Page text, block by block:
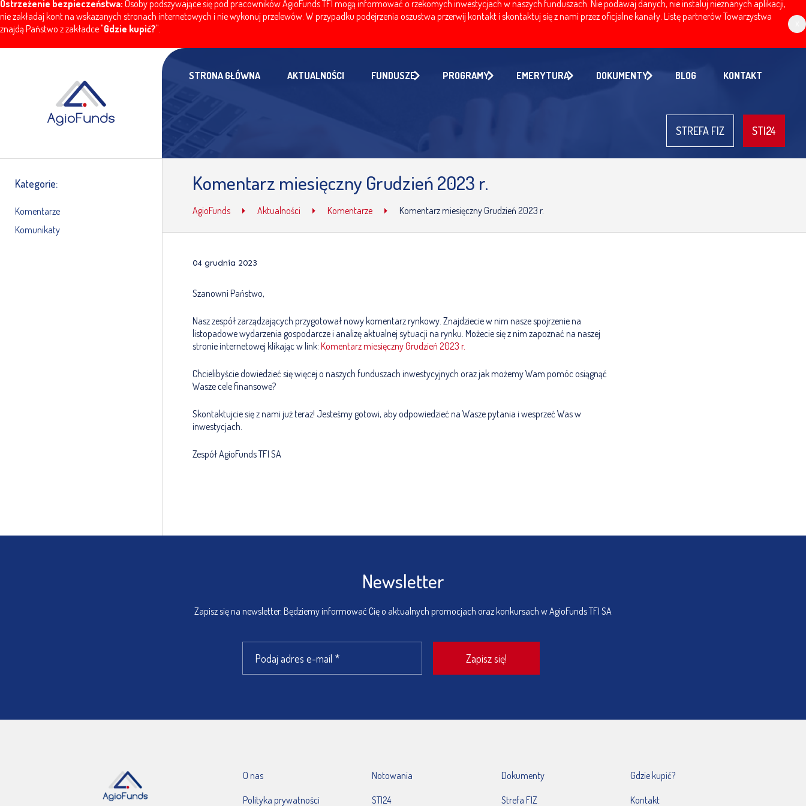
Ostrzeżenie bezpieczeństwa: Osoby podszywające się pod pracowników AgioFunds TFI mogą informować o rzekomych inwestycjach w naszych funduszach. Nie podawaj danych, nie instaluj nieznanych aplikacji,
nie zakładaj kont na wskazanych stronach internetowych i nie wykonuj przelewów. W przypadku podejrzenia oszustwa przerwij kontakt i skontaktuj się z nami przez oficjalne kanały. Listę partnerów Towarzystwa
znajdą Państwo z zakładce "Gdzie kupić?".
STRONA GŁÓWNA AKTUALNOŚCI FUNDUSZE PROGRAMY EMERYTURA DOKUMENTY BLOG KONTAKT
STREFA FIZ STI24
Kategorie:
Komentarze
Komunikaty
Komentarz miesięczny Grudzień 2023 r.
AgioFunds Aktualności Komentarze Komentarz miesięczny Grudzień 2023 r.
04 grudnia 2023
Szanowni Państwo,
Nasz zespół zarządzających przygotował nowy komentarz rynkowy. Znajdziecie w nim nasze spojrzenie na
listopadowe wydarzenia gospodarcze i analizę aktualnej sytuacji na rynku. Możecie się z nim zapoznać na naszej
stronie internetowej klikając w link: Komentarz miesięczny Grudzień 2023 r.
Chcielibyście dowiedzieć się więcej o naszych funduszach inwestycyjnych oraz jak możemy Wam pomóc osiągnąć
Wasze cele finansowe?
Skontaktujcie się z nami już teraz! Jesteśmy gotowi, aby odpowiedzieć na Wasze pytania i wesprzeć Was w
inwestycjach.
Zespół AgioFunds TFI SA
Newsletter
Zapisz się na newsletter. Będziemy informować Cię o aktualnych promocjach oraz konkursach w AgioFunds TFI SA
O nas
Polityka prywatności
Notowania
STI24
Dokumenty
Strefa FIZ
Gdzie kupić?
Kontakt